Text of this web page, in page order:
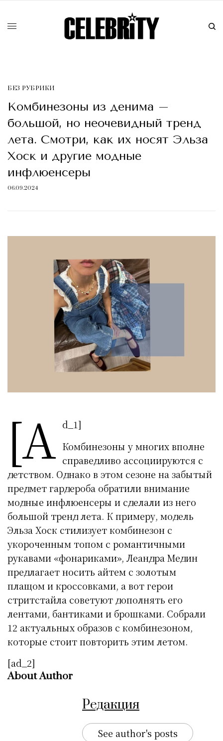
БЕЗ РУБРИКИ
Комбинезоны из денима –
большой, но неочевидный тренд
лета. Смотри, как их носят Эльза
Хоск и другие модные
инфлюенсеры
06.09.2024
[a d_1]
Комбинезоны у многих вполне
справедливо ассоциируются с
детством. Однако в этом сезоне на забытый
предмет гардероба обратили внимание
модные инфлюенсеры и сделали из него
большой тренд лета. К примеру, модель
Эльза Хоск стилизует комбинезон с
укороченным топом с романтичными
рукавами «фонариками», Леандра Медин
предлагает носить айтем с золотым
плащом и кроссовками, а вот герои
стритстайла советуют дополнять его
лентами, бантиками и брошками. Собрали
12 актуальных образов с комбинезоном,
которые стоит повторить этим летом.
[ad_2]
About Author
Редакция
See author's posts